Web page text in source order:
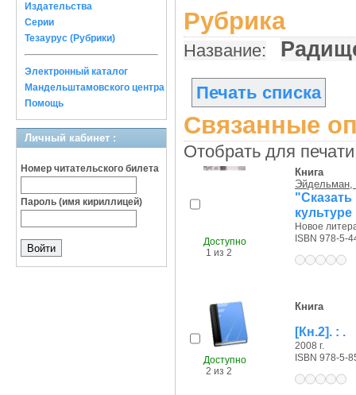
Издательства
Серии
Тезаурус (Рубрики)
Электронный каталог
Мандельштамовского центра
Помощь
Личный кабинет :
Номер читательского билета
Пароль (имя кириллицей)
Рубрика
Название:
Печать списка
Связанные
Отобрать для
Доступно
1 из 2
Книга
Новое
ISBN 978-5-
Доступно
2 из 2
Книга
[Кн.2]. : .
2008 г.
ISBN 978-5-